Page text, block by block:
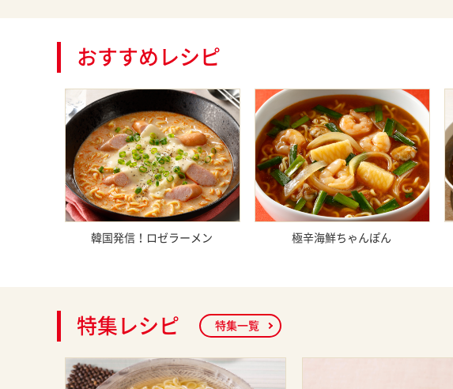
おすすめレシピ
韓国発信！ロゼラーメン 極辛海鮮ちゃんぽん
特集レシピ 特集一覧